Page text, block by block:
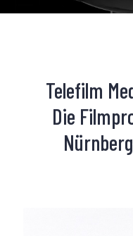
Telefilm
Die